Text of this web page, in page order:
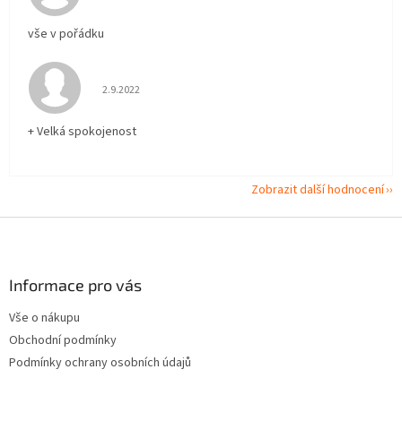
vše v pořádku
Hodnocení obchodu je 5 z 5 hvězdiček.
2.9.2022
+ Velká spokojenost
Zobrazit další hodnocení
Informace pro vás
Vše o nákupu
Obchodní podmínky
Podmínky ochrany osobních údajů